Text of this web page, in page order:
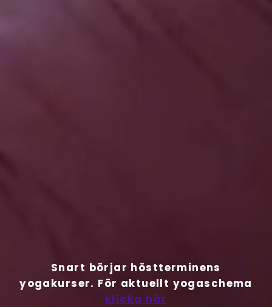
Snart börjar höstterminens
yogakurser. För aktuellt yogaschema
klicka här